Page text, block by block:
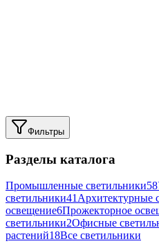
Консольные и парковые
Фильтры
Разделы каталога
Промышленные светильники58
светильники41 Архитектурные
освещение6Прожекторное
светильники2Офисные
растений18Все светильники